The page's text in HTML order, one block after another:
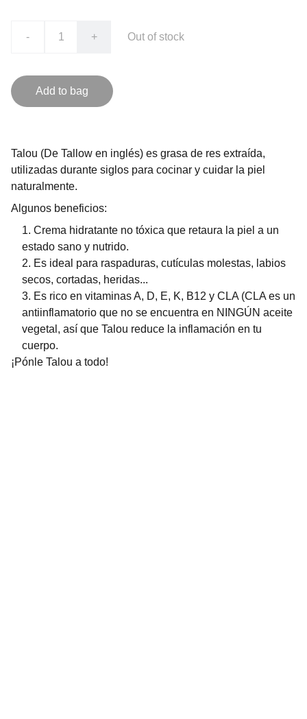
- + Out of stock
Add to bag
Talou (De Tallow en inglés) es grasa de res extraída,
utilizadas durante siglos para cocinar y cuidar la piel
naturalmente.
Algunos beneficios:
Crema hidratante no tóxica que retaura la piel a un
estado sano y nutrido.
Es ideal para raspaduras, cutículas molestas, labios
secos, cortadas, heridas...
Es rico en vitaminas A, D, E, K, B12 y CLA (CLA es un
antiinflamatorio que no se encuentra en NINGÚN aceite
vegetal, así que Talou reduce la inflamación en tu
cuerpo.
¡Pónle Talou a todo!